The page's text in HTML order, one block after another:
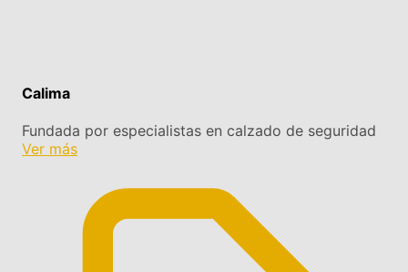
Calima
Fundada por especialistas en calzado de seguridad
Ver más